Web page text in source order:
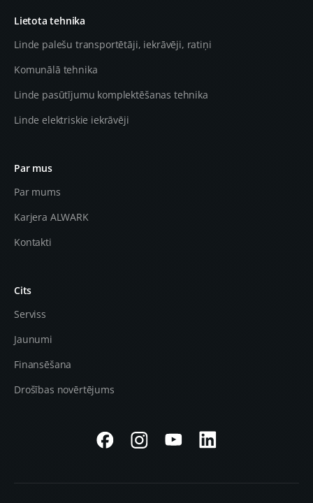
Lietota tehnika
Linde palešu transportētāji, iekrāvēji, ratiņi
Komunālā tehnika
Linde pasūtījumu komplektēšanas tehnika
Linde elektriskie iekrāvēji
Par mus
Par mums
Karjera ALWARK
Kontakti
Cits
Serviss
Jaunumi
Finansēšana
Drošības novērtējums